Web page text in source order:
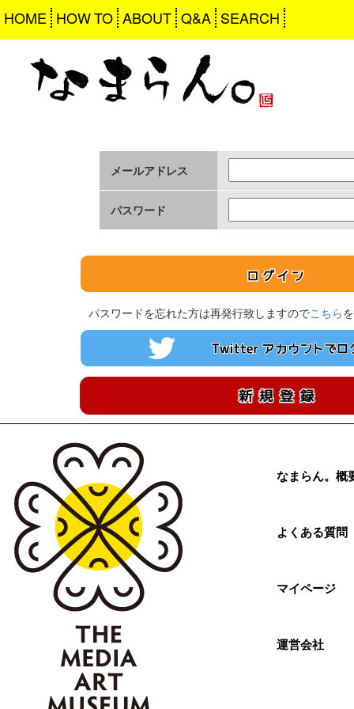
HOME HOW TO ABOUT Q&A SEARCH
メールアドレス
パスワード
パスワードを忘れた方は再発行致しますのでこちら
なまらん。概
よくある質問
マイページ
運営会社